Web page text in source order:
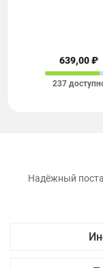
639,00 ₽
237
Надёжный